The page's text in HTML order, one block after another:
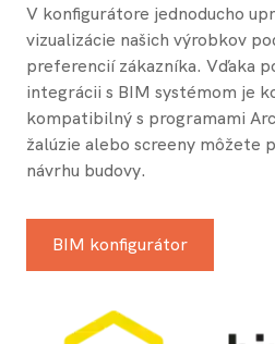
V konfigurátore jednoducho
vizualizácie našich výrobkov
preferencií zákazníka. Vďaka
integrácii s BIM systémom je
kompatibilný s programami
žalúzie alebo screeny môžete
návrhu budovy.
BIM konfigurátor